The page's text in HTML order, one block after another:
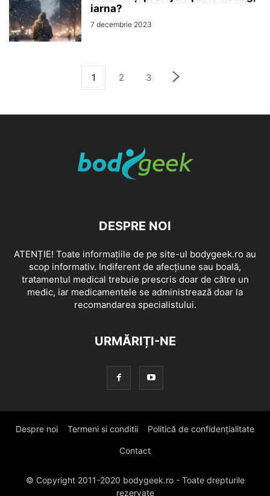
iarna?
7 decembrie 2023
1 2 3
DESPRE NOI
ATENȚIE! Toate informațiile de pe site-ul bodygeek.ro au
scop informativ. Indiferent de afecțiune sau boală,
tratamentul medical trebuie prescris doar de către un
medic, iar medicamentele se administrează doar la
recomandarea specialistului.
URMĂRIȚI-NE
Despre noi Termeni si conditii Politică de confidențialitate
Contact
© Copyright 2011-2020 bodygeek.ro - Toate drepturile
rezervate